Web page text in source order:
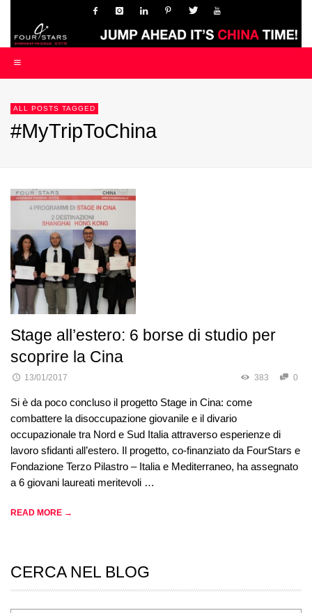
ALL POSTS TAGGED
#MyTripToChina
Stage all’estero: 6 borse di studio per
scoprire la Cina
13/01/2017 383 0
Si è da poco concluso il progetto Stage in Cina: come
combattere la disoccupazione giovanile e il divario
occupazionale tra Nord e Sud Italia attraverso esperienze di
lavoro sfidanti all’estero. Il progetto, co-finanziato da FourStars e
Fondazione Terzo Pilastro – Italia e Mediterraneo, ha assegnato
a 6 giovani laureati meritevoli …
READ MORE →
CERCA NEL BLOG